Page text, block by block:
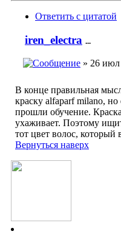
Ответить с цитатой
iren_electra ...
» 26 июл
В конце правильная
краску alfaparf milano,
прошли обучение.
ухаживает. Поэтому
тот цвет волос, который
Вернуться наверх